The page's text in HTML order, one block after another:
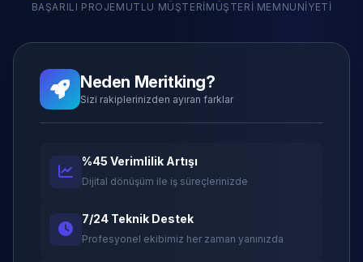
BAŞARILI PROJE MUTLU MÜŞTERI MÜŞTERI MEMNUNIYETI
Neden Meritking?
Sizi rakiplerinizden ayıran farklar
%45 Verimlilik Artışı
Dijital dönüşüm ile iş süreçlerinizde
7/24 Teknik Destek
Profesyonel ekibimiz her zaman yanınızda